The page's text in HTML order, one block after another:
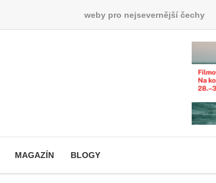
weby pro nejsevernější čechy
MAGAZÍN BLOGY